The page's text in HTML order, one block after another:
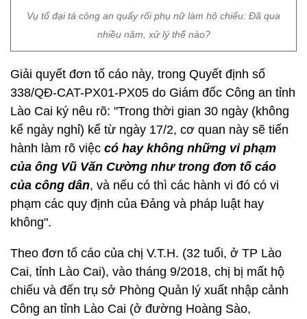
Vụ tố đại tá công an quấy rối phụ nữ làm hộ chiếu: Đã qua
nhiều năm, xử lý thế nào?
Giải quyết đơn tố cáo này, trong Quyết định số
338/QĐ-CAT-PX01-PX05 do Giám đốc Công an tỉnh
Lào Cai ký nêu rõ: "Trong thời gian 30 ngày (không
kể ngày nghỉ) kể từ ngày 17/2, cơ quan này sẽ tiến
hành làm rõ việc có hay không những vi phạm
của ông Vũ Văn Cường như trong đơn tố cáo
của công dân, và nếu có thì các hành vi đó có vi
phạm các quy định của Đảng và pháp luật hay
không".
Theo đơn tố cáo của chị V.T.H. (32 tuổi, ở TP Lào
Cai, tỉnh Lào Cai), vào tháng 9/2018, chị bị mất hộ
chiếu và đến trụ sở Phòng Quản lý xuất nhập cảnh
Công an tỉnh Lào Cai (ở đường Hoàng Sào,